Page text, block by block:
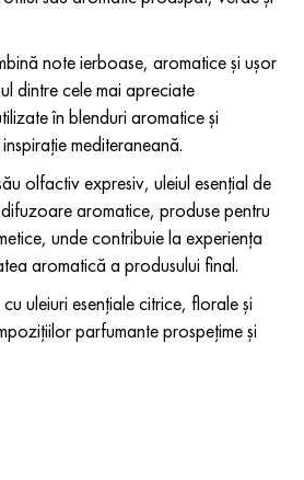
note ierboase, aromatice și ușor
dintre cele mai apreciate
în blenduri aromatice și
mediteraneană.
olfactiv expresiv, uleiul esențial de
aromatice, produse pentru
unde contribuie la experiența
aromatică a produsului final.
uleiuri esențiale citrice, florale și
parfumante prospețime și